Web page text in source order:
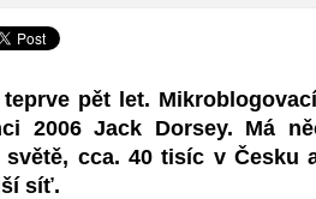
pět let.
2006 Jack Dorsey. Má
světě, cca. 40 tisíc v Česku
síť.